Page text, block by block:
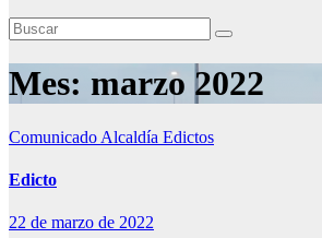
Mes: marzo 2022
Comunicado Alcaldía Edictos
Edicto
22 de marzo de 2022